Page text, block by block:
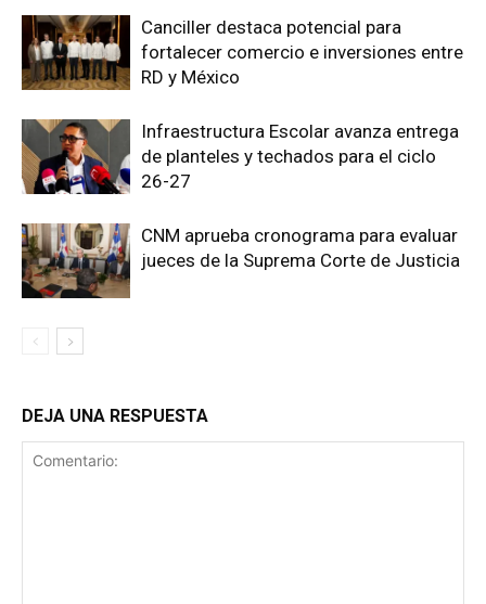
Canciller destaca potencial para
fortalecer comercio e inversiones entre
RD y México
Infraestructura Escolar avanza entrega
de planteles y techados para el ciclo
26-27
CNM aprueba cronograma para evaluar
jueces de la Suprema Corte de Justicia
DEJA UNA RESPUESTA